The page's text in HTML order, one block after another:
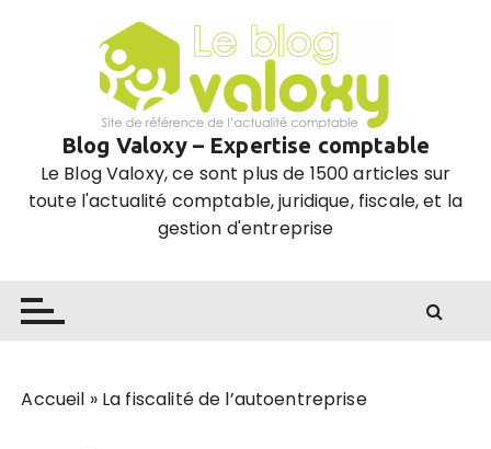
Blog Valoxy – Expertise comptable
Le Blog Valoxy, ce sont plus de 1500 articles sur
toute l'actualité comptable, juridique, fiscale, et la
gestion d'entreprise
Accueil » La fiscalité de l’autoentreprise